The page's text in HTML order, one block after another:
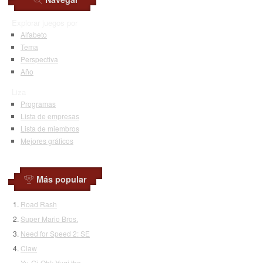
Alfabeto
Tema
Perspectiva
Año
Programas
Lista de empresas
Lista de miembros
Mejores gráficos
Más popular
Road Rash
Super Mario Bros.
Need for Speed 2: SE
Claw